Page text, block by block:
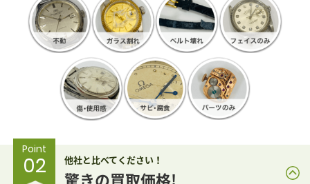
Point
02 他社と比べてください！
驚きの買取価格!